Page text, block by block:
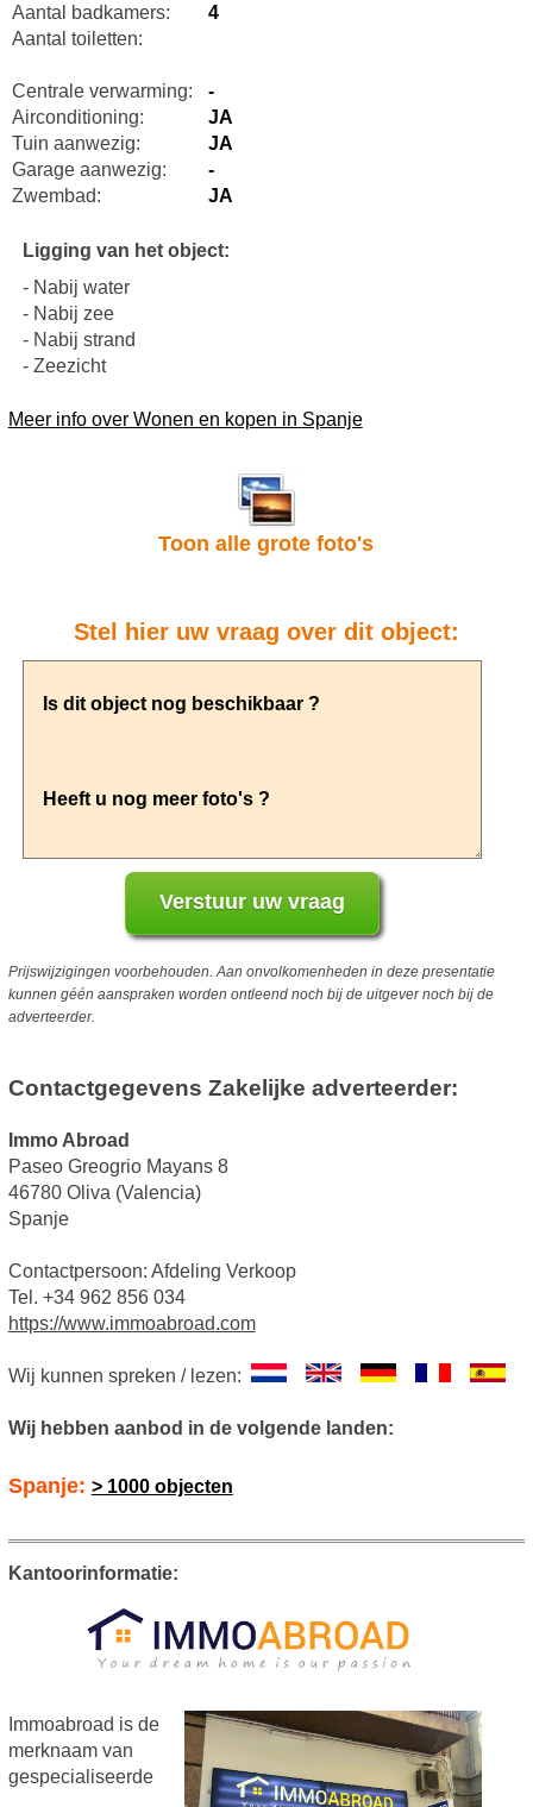
Aantal badkamers:
4
Aantal toiletten:
Centrale verwarming:
-
Airconditioning:
JA
Tuin aanwezig:
JA
Garage aanwezig:
-
Zwembad:
JA
Ligging van het object:
- Nabij water
- Nabij zee
- Nabij strand
- Zeezicht
Meer info over Wonen en kopen in Spanje
Toon alle grote foto's
Stel hier uw vraag over dit object:
Prijswijzigingen voorbehouden. Aan onvolkomenheden in deze presentatie
kunnen géén aanspraken worden ontleend noch bij de uitgever noch bij de
adverteerder.
Contactgegevens Zakelijke adverteerder:
Immo Abroad
Paseo Greogrio Mayans 8
46780 Oliva (Valencia)
Spanje
Contactpersoon: Afdeling Verkoop
Tel. +34 962 856 034
https://www.immoabroad.com
Wij kunnen spreken / lezen:
Wij hebben aanbod in de volgende landen:
Spanje: > 1000 objecten
Kantoorinformatie:
Immoabroad is de
merknaam van
gespecialiseerde